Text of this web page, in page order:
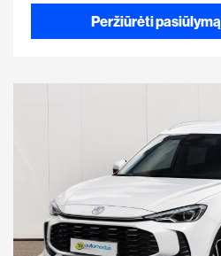
Peržiūrėti pasiūlymą